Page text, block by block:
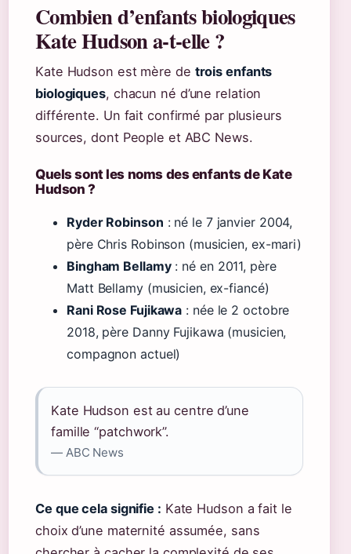
Combien d’enfants biologiques
Kate Hudson a-t-elle ?
Kate Hudson est mère de trois enfants
biologiques, chacun né d’une relation
différente. Un fait confirmé par plusieurs
sources, dont People et ABC News.
Quels sont les noms des enfants de Kate
Hudson ?
Ryder Robinson : né le 7 janvier 2004,
père Chris Robinson (musicien, ex-mari)
Bingham Bellamy: né en 2011, père
Matt Bellamy (musicien, ex-fiancé)
Rani Rose Fujikawa : née le 2 octobre
2018, père Danny Fujikawa (musicien,
compagnon actuel)
Kate Hudson est au centre d’une
famille “patchwork”.
— ABC News
Ce que cela signifie : Kate Hudson a fait le
choix d’une maternité assumée, sans